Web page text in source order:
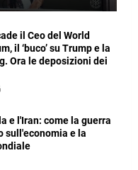
il Ceo del World
il ‘buco’ su Trump e la
Ora le deposizioni dei
e l'Iran: come la guerra
sull'economia e la